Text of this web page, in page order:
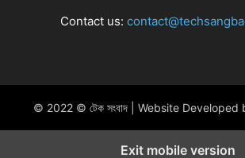
Contact us:
© 2022 © টেক সংবাদ | Website Developed
Exit mobile version